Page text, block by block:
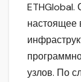
ETHGlobal.
настоящее
узлов. По